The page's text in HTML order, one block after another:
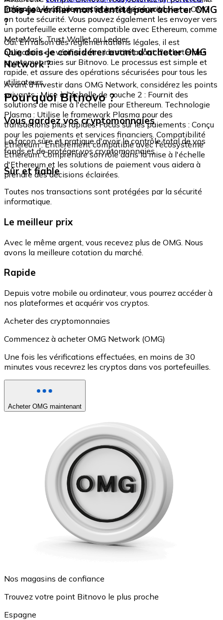
échangez-le rapidement et en toute sécurité.
intégré où vous pouvez stocker et gérer vos tokens OMG
en toute sécurité. Vous pouvez également les envoyer vers
un portefeuille externe compatible avec Ethereum, comme
MetaMask, Trust Wallet ou Ledger.
Dois-je vérifier mon identité pour acheter OMG
?
Oui. En raison des réglementations légales, il est
obligatoire de vérifier votre identité avant d'acheter des
cryptomonnaies sur Bitnovo. Le processus est simple et
rapide, et assure des opérations sécurisées pour tous les
utilisateurs.
Que dois-je considérer avant d'acheter OMG
Network ?
Avant d'investir dans OMG Network, considérez les points
suivants : Mise à l'échelle de couche 2 : Fournit des
solutions de mise à l'échelle pour Ethereum. Technologie
Plasma : Utilise le framework Plasma pour des
transactions plus rapides. Focus sur les paiements : Conçu
pour les paiements et services financiers. Compatibilité
Ethereum : Entièrement compatible avec l'écosystème
Ethereum. Comprendre son rôle dans la mise à l'échelle
d'Ethereum et les solutions de paiement vous aidera à
prendre des décisions éclairées.
Pourquoi Bitnovo ?
Vous gardez vos cryptomonnaies
La façon sûre et pratique d'avoir le contrôle total de vos
fonds et de protéger vos cryptomonnaies.
Sûr et fiable
Toutes nos transactions sont protégées par la sécurité
informatique.
Le meilleur prix
Avec le même argent, vous recevez plus de OMG. Nous
avons la meilleure cotation du marché.
Rapide
Depuis votre mobile ou ordinateur, vous pourrez accéder à
nos plateformes et acquérir vos cryptos.
Acheter des cryptomonnaies
Commencez à acheter OMG Network (OMG)
Une fois les vérifications effectuées, en moins de 30
minutes vous recevrez les cryptos dans vos portefeuilles.
Acheter OMG maintenant
Nos magasins de confiance
Trouvez votre point Bitnovo le plus proche
Espagne